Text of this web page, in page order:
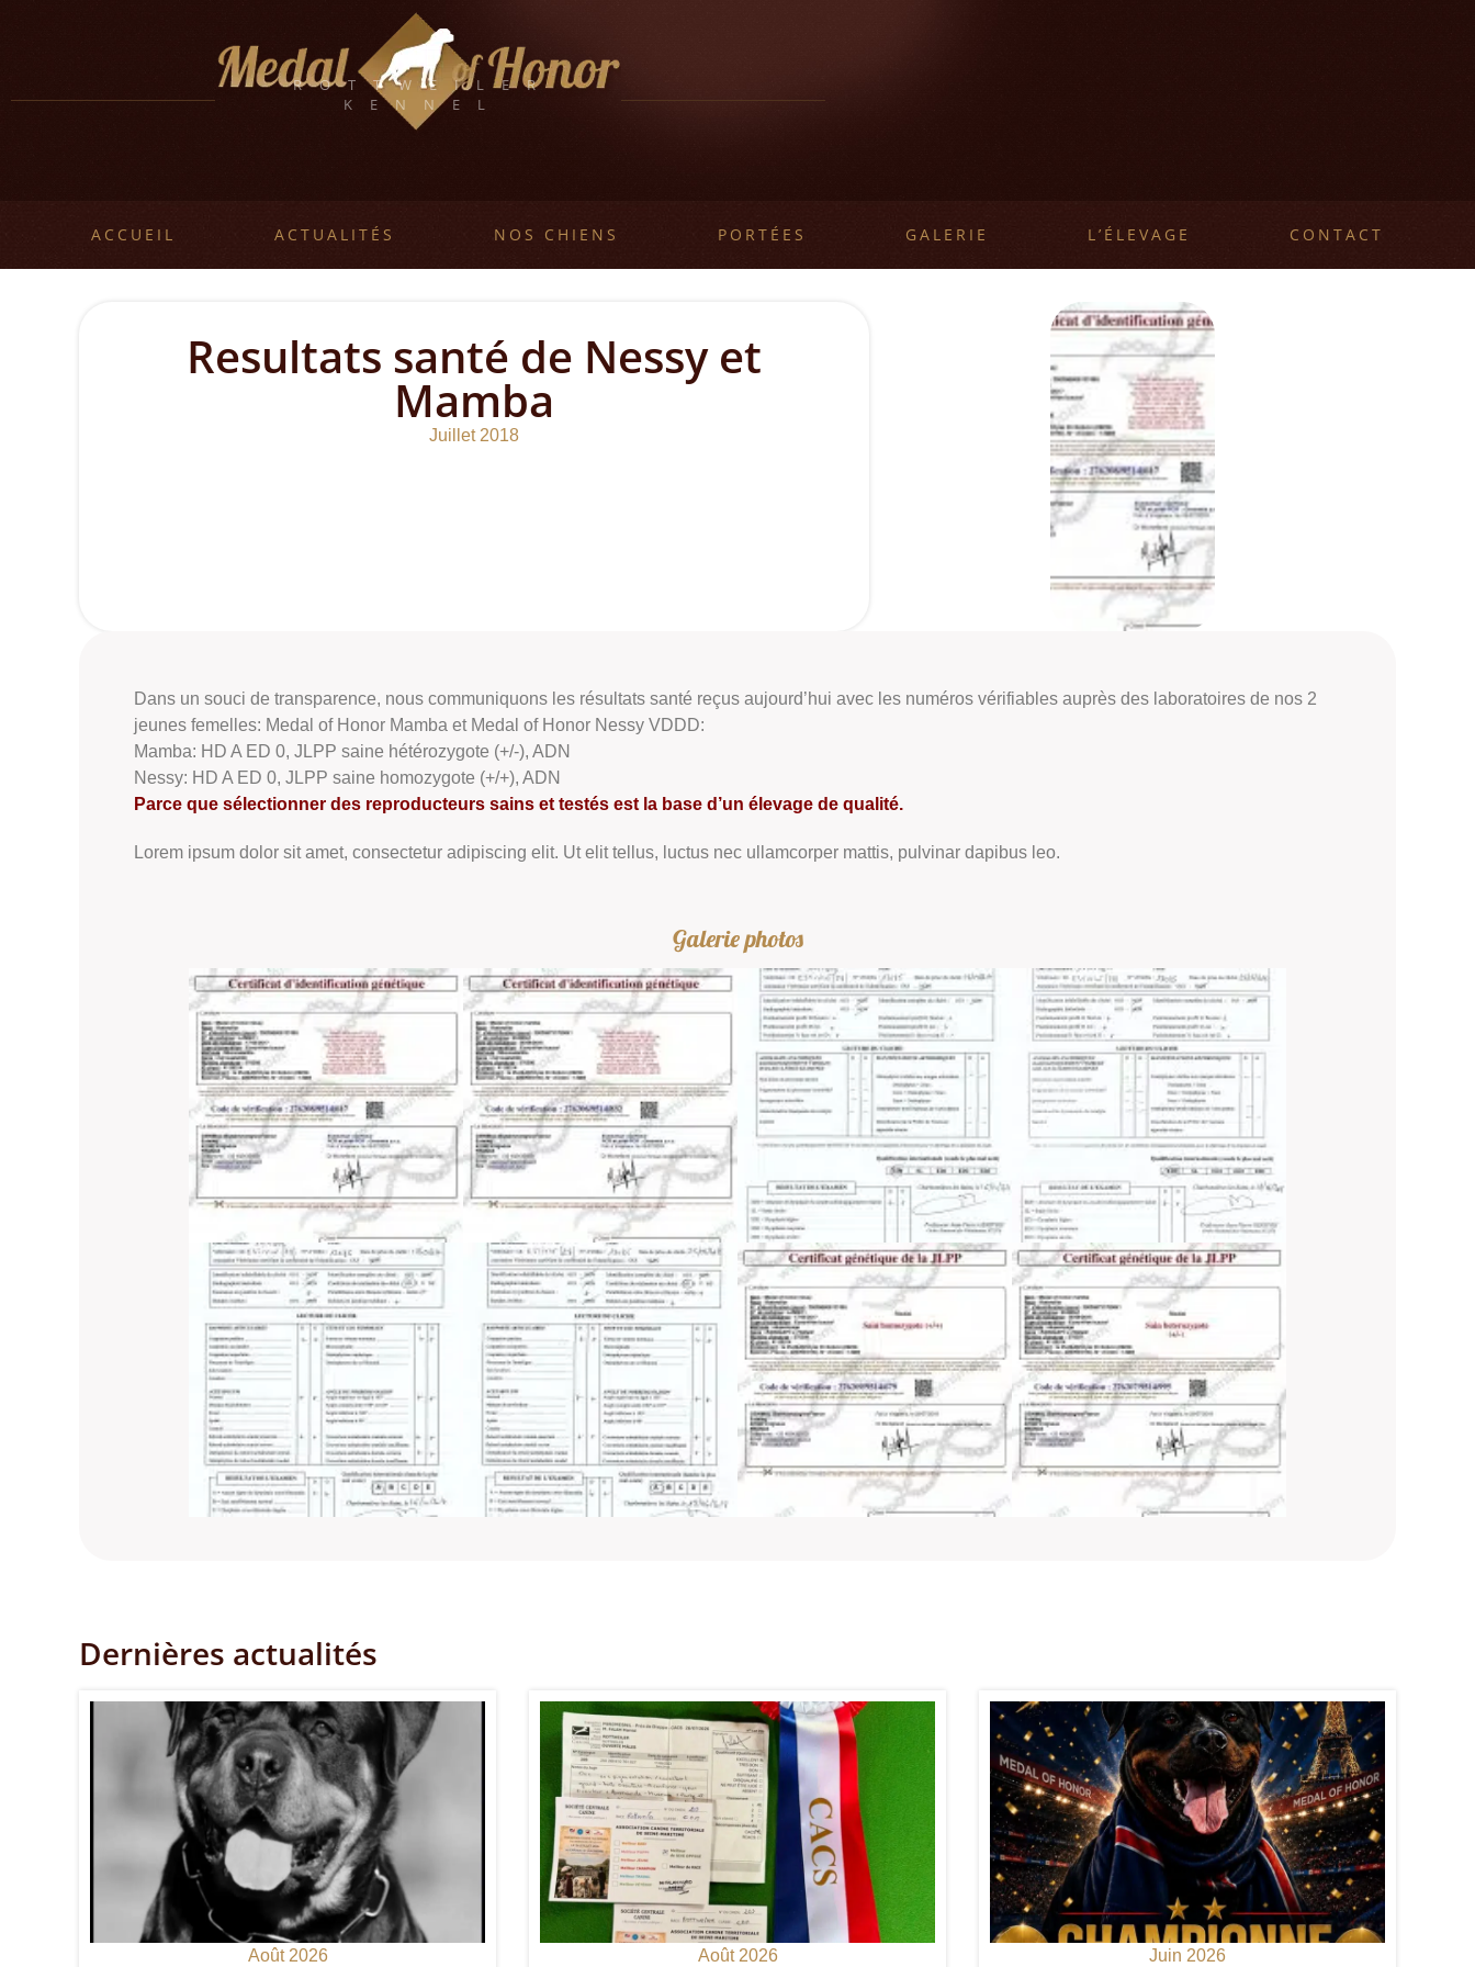
ROTTWEILER
KENNEL
ACCUEIL ACTUALITÉS NOS CHIENS PORTÉES GALERIE L’ÉLEVAGE CONTACT
Resultats santé de Nessy et
Mamba
Juillet 2018
Dans un souci de transparence, nous communiquons les résultats santé reçus aujourd’hui avec les numéros vérifiables auprès des laboratoires de nos 2
jeunes femelles: Medal of Honor Mamba et Medal of Honor Nessy VDDD:
Mamba: HD A ED 0, JLPP saine hétérozygote (+/-), ADN
Nessy: HD A ED 0, JLPP saine homozygote (+/+), ADN
Parce que sélectionner des reproducteurs sains et testés est la base d’un élevage de qualité.
Lorem ipsum dolor sit amet, consectetur adipiscing elit. Ut elit tellus, luctus nec ullamcorper mattis, pulvinar dapibus leo.
Dernières actualités
Août 2026 Août 2026 Juin 2026